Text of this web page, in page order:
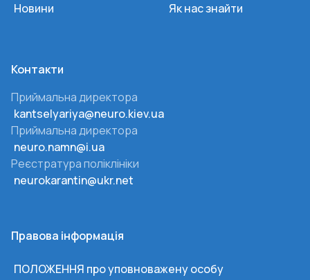
Новини
Як нас знайти
Контакти
Приймальна директора
kantselyariya@neuro.kiev.ua
Приймальна директора
neuro.namn@i.ua
Реєстратура поліклініки
neurokarantin@ukr.net
Правова інформація
ПОЛОЖЕННЯ про уповноважену особу